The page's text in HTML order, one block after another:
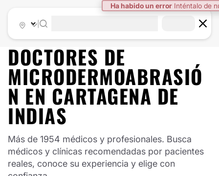
Ha habido un error Inténtalo de
DOCTORES DE
MICRODERMOABRASIÓ
N EN CARTAGENA DE
INDIAS
Más de 1954 médicos y profesionales. Busca
médicos y clínicas recomendadas por pacientes
reales, conoce su experiencia y elige con